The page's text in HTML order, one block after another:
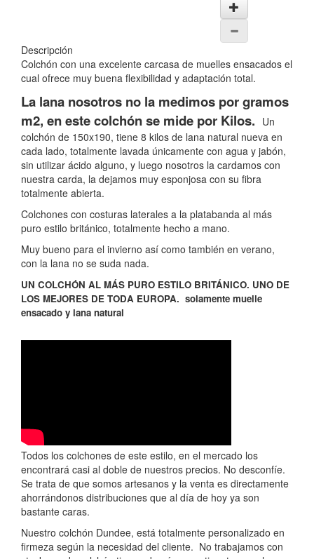
Descripción
Colchón con una excelente carcasa de muelles ensacados el
cual ofrece muy buena flexibilidad y adaptación total.
La lana nosotros no la medimos por gramos
m2, en este colchón se mide por Kilos. Un
colchón de 150x190, tiene 8 kilos de lana natural nueva en
cada lado, totalmente lavada únicamente con agua y jabón,
sin utilizar ácido alguno, y luego nosotros la cardamos con
nuestra carda, la dejamos muy esponjosa con su fibra
totalmente abierta.
Colchones con costuras laterales a la platabanda al más
puro estilo británico, totalmente hecho a mano.
Muy bueno para el invierno así como también en verano,
con la lana no se suda nada.
UN COLCHÓN AL MÁS PURO ESTILO BRITÁNICO. UNO DE
LOS MEJORES DE TODA EUROPA. solamente muelle
ensacado y lana natural
Todos los colchones de este estilo, en el mercado los
encontrará casi al doble de nuestros precios. No desconfíe.
Se trata de que somos artesanos y la venta es directamente
ahorrándonos distribuciones que al día de hoy ya son
bastante caras.
Nuestro colchón Dundee, está totalmente personalizado en
firmeza según la necesidad del cliente. No trabajamos con